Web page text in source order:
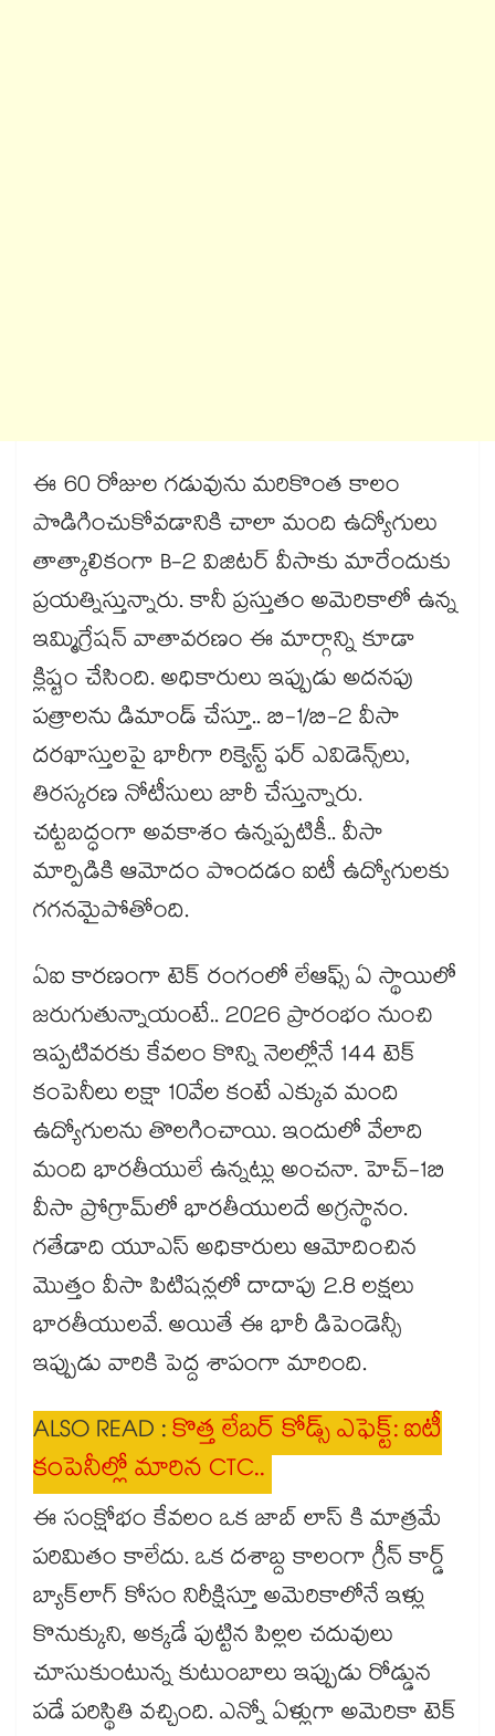
ఈ 60 రోజుల గడువును మరికొంత కాలం
పొడిగించుకోవడానికి చాలా మంది ఉద్యోగులు
తాత్కాలికంగా B-2 విజిటర్ వీసాకు మారేందుకు
ప్రయత్నిస్తున్నారు. కానీ ప్రస్తుతం అమెరికాలో ఉన్న
ఇమ్మిగ్రేషన్ వాతావరణం ఈ మార్గాన్ని కూడా
క్లిష్టం చేసింది. అధికారులు ఇప్పుడు అదనపు
పత్రాలను డిమాండ్ చేస్తూ.. బి-1/బి-2 వీసా
దరఖాస్తులపై భారీగా రిక్వెస్ట్ ఫర్ ఎవిడెన్స్‌లు,
తిరస్కరణ నోటీసులు జారీ చేస్తున్నారు.
చట్టబద్ధంగా అవకాశం ఉన్నప్పటికీ.. వీసా
మార్పిడికి ఆమోదం పొందడం ఐటీ ఉద్యోగులకు
గగనమైపోతోంది.
ఏఐ కారణంగా టెక్ రంగంలో లేఆఫ్స్ ఏ స్థాయిలో
జరుగుతున్నాయంటే.. 2026 ప్రారంభం నుంచి
ఇప్పటివరకు కేవలం కొన్ని నెలల్లోనే 144 టెక్
కంపెనీలు లక్షా 10వేల కంటే ఎక్కువ మంది
ఉద్యోగులను తొలగించాయి. ఇందులో వేలాది
మంది భారతీయులే ఉన్నట్లు అంచనా. హెచ్-1బి
వీసా ప్రోగ్రామ్‌లో భారతీయులదే అగ్రస్థానం.
గతేడాది యూఎస్ అధికారులు ఆమోదించిన
మొత్తం వీసా పిటిషన్లలో దాదాపు 2.8 లక్షలు
భారతీయులవే. అయితే ఈ భారీ డిపెండెన్సీ
ఇప్పుడు వారికి పెద్ద శాపంగా మారింది.
ALSO READ :కొత్త లేబర్ కోడ్స్ ఎఫెక్ట్: ఐటీ
కంపెనీల్లో మారిన CTC..
ఈ సంక్షోభం కేవలం ఒక జాబ్ లాస్ కి మాత్రమే
పరిమితం కాలేదు. ఒక దశాబ్ద కాలంగా గ్రీన్ కార్డ్
బ్యాక్‌లాగ్ కోసం నిరీక్షిస్తూ అమెరికాలోనే ఇళ్లు
కొనుక్కుని, అక్కడే పుట్టిన పిల్లల చదువులు
చూసుకుంటున్న కుటుంబాలు ఇప్పుడు రోడ్డున
పడే పరిస్థితి వచ్చింది. ఎన్నో ఏళ్లుగా అమెరికా టెక్